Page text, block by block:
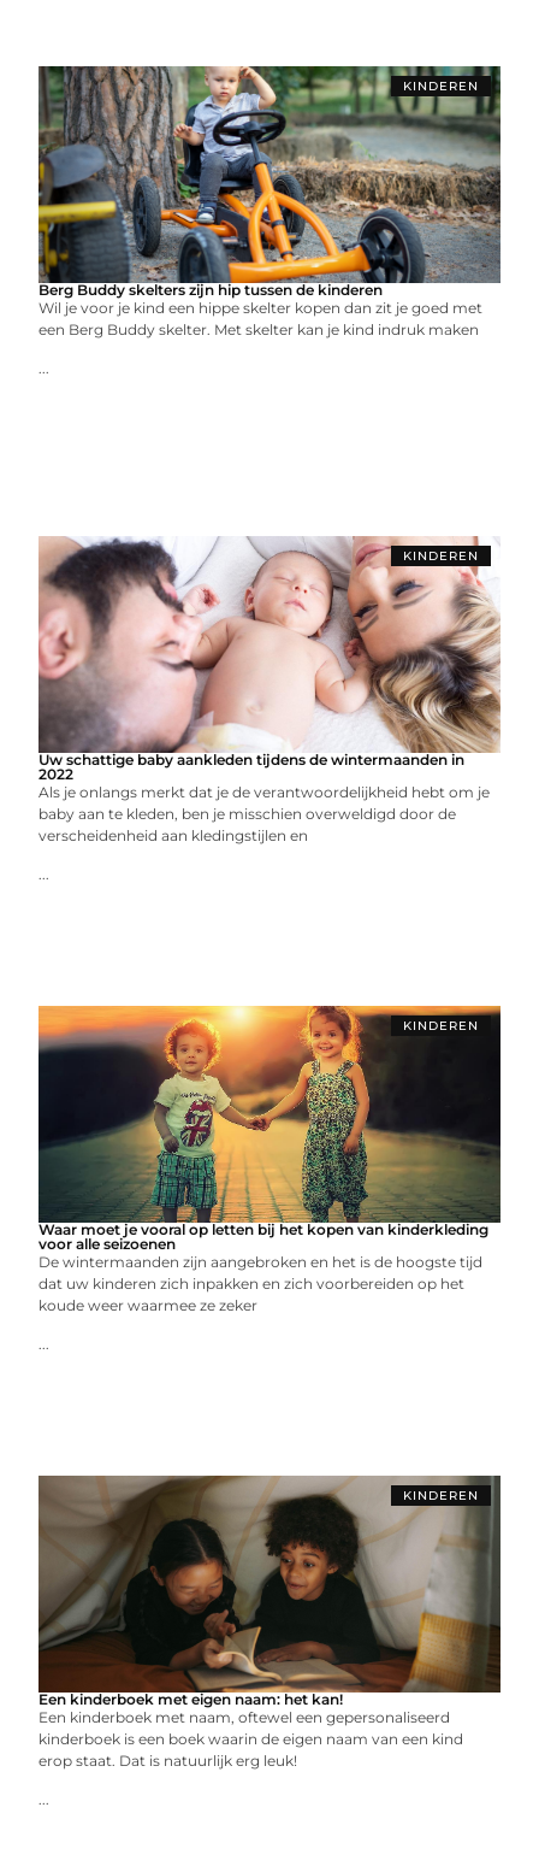
KINDEREN
Berg Buddy skelters zijn hip tussen de kinderen
Wil je voor je kind een hippe skelter kopen dan zit je goed met
een Berg Buddy skelter. Met skelter kan je kind indruk maken
...
KINDEREN
Uw schattige baby aankleden tijdens de wintermaanden in
2022
Als je onlangs merkt dat je de verantwoordelijkheid hebt om je
baby aan te kleden, ben je misschien overweldigd door de
verscheidenheid aan kledingstijlen en
...
KINDEREN
Waar moet je vooral op letten bij het kopen van kinderkleding
voor alle seizoenen
De wintermaanden zijn aangebroken en het is de hoogste tijd
dat uw kinderen zich inpakken en zich voorbereiden op het
koude weer waarmee ze zeker
...
KINDEREN
Een kinderboek met eigen naam: het kan!
Een kinderboek met naam, oftewel een gepersonaliseerd
kinderboek is een boek waarin de eigen naam van een kind
erop staat. Dat is natuurlijk erg leuk!
...